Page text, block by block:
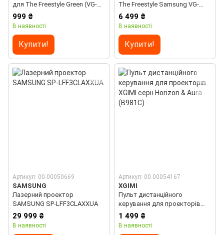
для The Freestyle Green (VG-
SCLB00NR/RU)
999 ₴
В наявності
Купити!
The Freestyle Samsung VG-
FBB3BA/XC
6 499 ₴
В наявності
Купити!
Артикул: 00-00050669
SAMSUNG
Лазерний проектор
SAMSUNG SP-LFF3CLAXXUA
29 999 ₴
В наявності
Артикул: 00-00054167
XGIMI
Пульт дистанційного
керування для проекторів
XGIMI серії Horizon & Aura
(B981C)
1 499 ₴
В наявності